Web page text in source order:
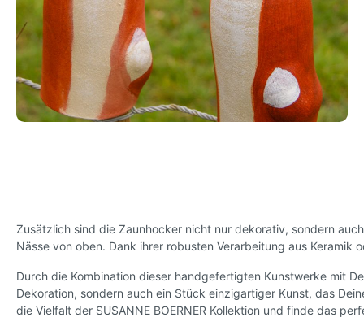
Zusätzlich sind die Zaunhocker nicht nur dekorativ, sondern
Nässe von oben. Dank ihrer robusten Verarbeitung aus
Durch die Kombination dieser handgefertigten Kunstwerke mit
Dekoration, sondern auch ein Stück einzigartiger Kunst, das
die Vielfalt der SUSANNE BOERNER Kollektion und finde das